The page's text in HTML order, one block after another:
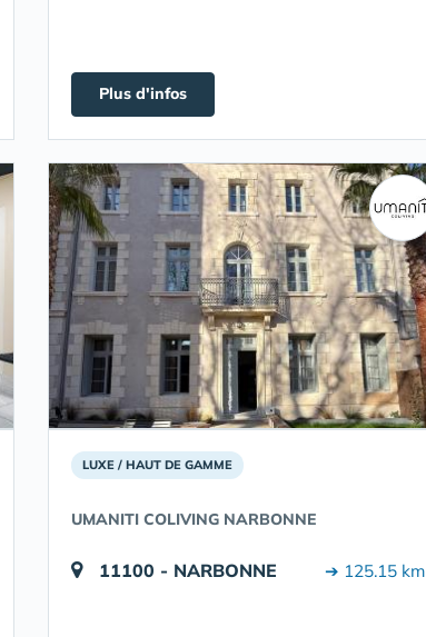
Plus d'infos
LUXE / HAUT DE GAMME
UMANITI COLIVING NARBONNE
11100 - NARBONNE ➔ 125.15 km